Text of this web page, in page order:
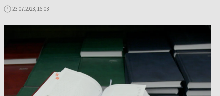
23.07.2023, 16:03